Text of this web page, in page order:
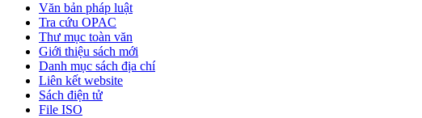
Văn bản pháp luật
Tra cứu OPAC
Thư mục toàn văn
Giới thiệu sách mới
Danh mục sách địa chí
Liên kết website
Sách điện tử
File ISO